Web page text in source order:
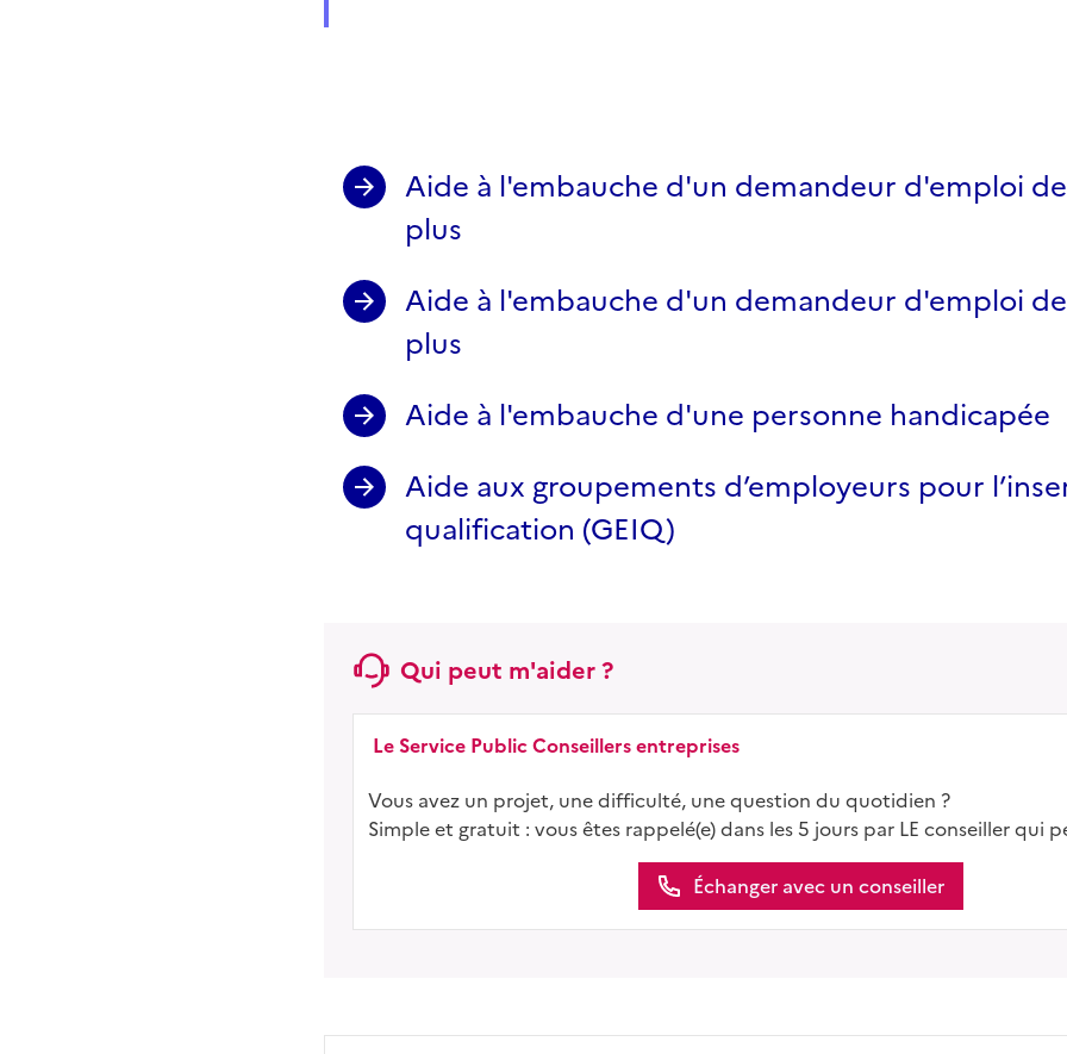
Aide à l'embauche d'un demandeur d'emploi
plus
Aide à l'embauche d'un demandeur d'emploi
plus
Aide à l'embauche d'une personne handicapée
Aide aux groupements d’employeurs pour
qualification (GEIQ)
Qui peut m'aider ?
Le Service Public Conseillers entreprises
Vous avez un projet, une difficulté, une question du quotidien ?
Simple et gratuit : vous êtes rappelé(e) dans les 5 jours par LE conseiller qui
Échanger avec un conseiller